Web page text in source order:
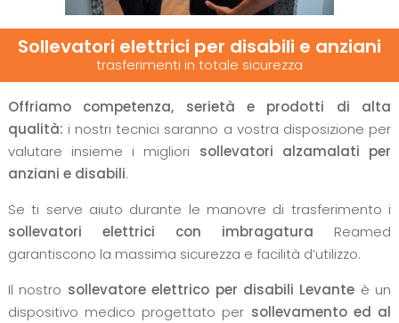
Sollevatori elettrici per disabili e anziani
trasferimenti in totale sicurezza
Offriamo competenza, serietà e prodotti di alta
qualità: i nostri tecnici saranno a vostra disposizione per
valutare insieme i migliori sollevatori alzamalati per
anziani e disabili.
Se ti serve aiuto durante le manovre di trasferimento i
sollevatori elettrici con imbragatura Reamed
garantiscono la massima sicurezza e facilità d’utilizzo.
Il nostro sollevatore elettrico per disabili Levante è un
dispositivo medico progettato per sollevamento ed al